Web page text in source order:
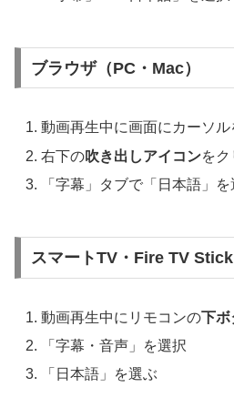
ブラウザ（PC・Mac）
動画再生中に画面にカーソル
右下の吹き出しアイコンをク
「字幕」タブで「日本語」を
スマートTV・Fire TV Stick
動画再生中にリモコンの下ボ
「字幕・音声」を選択
「日本語」を選ぶ